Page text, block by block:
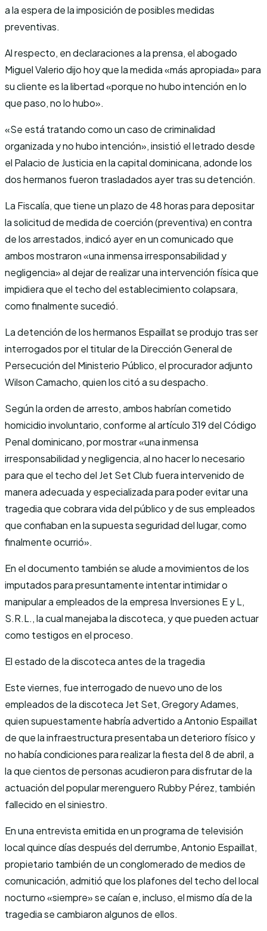
a la espera de la imposición de posibles medidas
preventivas.
Al respecto, en declaraciones a la prensa, el abogado
Miguel Valerio dijo hoy que la medida «más apropiada» para
su cliente es la libertad «porque no hubo intención en lo
que paso, no lo hubo».
«Se está tratando como un caso de criminalidad
organizada y no hubo intención», insistió el letrado desde
el Palacio de Justicia en la capital dominicana, adonde los
dos hermanos fueron trasladados ayer tras su detención.
La Fiscalía, que tiene un plazo de 48 horas para depositar
la solicitud de medida de coerción (preventiva) en contra
de los arrestados, indicó ayer en un comunicado que
ambos mostraron «una inmensa irresponsabilidad y
negligencia» al dejar de realizar una intervención física que
impidiera que el techo del establecimiento colapsara,
como finalmente sucedió.
La detención de los hermanos Espaillat se produjo tras ser
interrogados por el titular de la Dirección General de
Persecución del Ministerio Público, el procurador adjunto
Wilson Camacho, quien los citó a su despacho.
Según la orden de arresto, ambos habrían cometido
homicidio involuntario, conforme al artículo 319 del Código
Penal dominicano, por mostrar «una inmensa
irresponsabilidad y negligencia, al no hacer lo necesario
para que el techo del Jet Set Club fuera intervenido de
manera adecuada y especializada para poder evitar una
tragedia que cobrara vida del público y de sus empleados
que confiaban en la supuesta seguridad del lugar, como
finalmente ocurrió».
En el documento también se alude a movimientos de los
imputados para presuntamente intentar intimidar o
manipular a empleados de la empresa Inversiones E y L,
S.R.L., la cual manejaba la discoteca, y que pueden actuar
como testigos en el proceso.
El estado de la discoteca antes de la tragedia
Este viernes, fue interrogado de nuevo uno de los
empleados de la discoteca Jet Set, Gregory Adames,
quien supuestamente habría advertido a Antonio Espaillat
de que la infraestructura presentaba un deterioro físico y
no había condiciones para realizar la fiesta del 8 de abril, a
la que cientos de personas acudieron para disfrutar de la
actuación del popular merenguero Rubby Pérez, también
fallecido en el siniestro.
En una entrevista emitida en un programa de televisión
local quince días después del derrumbe, Antonio Espaillat,
propietario también de un conglomerado de medios de
comunicación, admitió que los plafones del techo del local
nocturno «siempre» se caían e, incluso, el mismo día de la
tragedia se cambiaron algunos de ellos.